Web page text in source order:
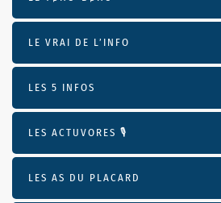
LE VRAI DE L’INFO
LES 5 INFOS
LES ACTUVORES 🎙
LES AS DU PLACARD